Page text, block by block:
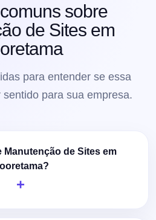
sobre
de Sites em
para entender se essa
para sua empresa.
Manutenção de Sites em